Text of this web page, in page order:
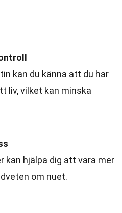
kan du känna att du har
liv, vilket kan minska
kan hjälpa dig att vara mer
om nuet.